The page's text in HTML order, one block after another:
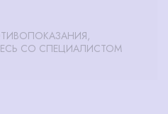
СО СПЕЦИАЛИСТОМ